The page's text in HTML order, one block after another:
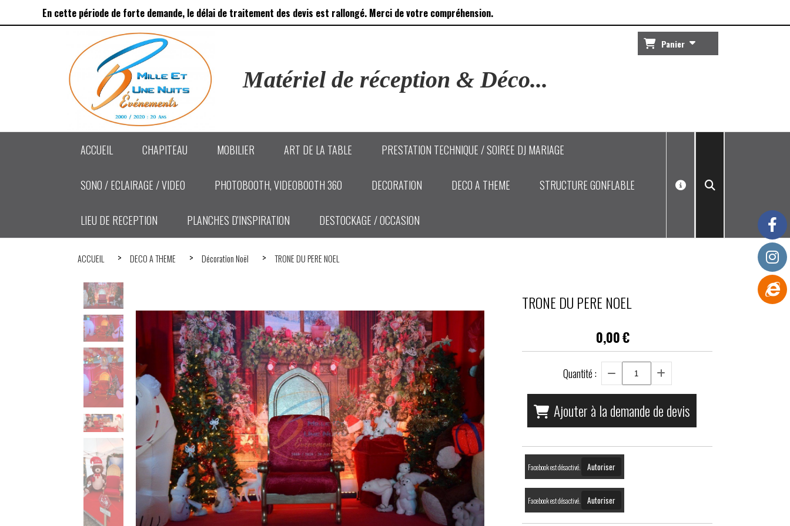
En cette période de forte demande, le délai de traitement des devis est rallongé. Merci de votre compréhension.
Matériel de réception & Déco...
Panier
ACCUEIL CHAPITEAU MOBILIER ART DE LA TABLE PRESTATION TECHNIQUE / SOIREE DJ MARIAGE
SONO / ECLAIRAGE / VIDEO PHOTOBOOTH, VIDEOBOOTH 360 DECORATION DECO A THEME STRUCTURE GONFLABLE
LIEU DE RECEPTION PLANCHES D'INSPIRATION DESTOCKAGE / OCCASION
ACCUEIL DECO A THEME Décoration Noël TRONE DU PERE NOEL
TRONE DU PERE NOEL
0,00€
Quantité :
Ajouter à la demande de devis
Facebook est désactivé. Autoriser
Facebook est désactivé. Autoriser